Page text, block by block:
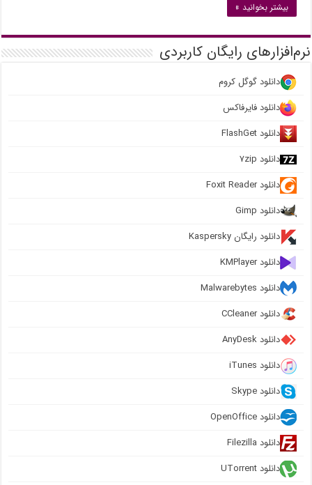
بیشتر بخوانید »
نرم‌افزارهای رایگان کاربردی
دانلود گوگل کروم
دانلود فایرفاکس
دانلود FlashGet
دانلود ۷zip
دانلود Foxit Reader
دانلود Gimp
دانلود رایگان Kaspersky
دانلود KMPlayer
دانلود Malwarebytes
دانلود CCleaner
دانلود AnyDesk
دانلود iTunes
دانلود Skype
دانلود OpenOffice
دانلود Filezilla
دانلود UTorrent